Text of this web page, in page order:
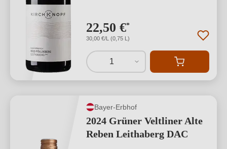
22,50 €*
30,00 €/L (0,75 L)
1
Bayer-Erbhof
2024 Grüner Veltliner Alte
Reben Leithaberg DAC